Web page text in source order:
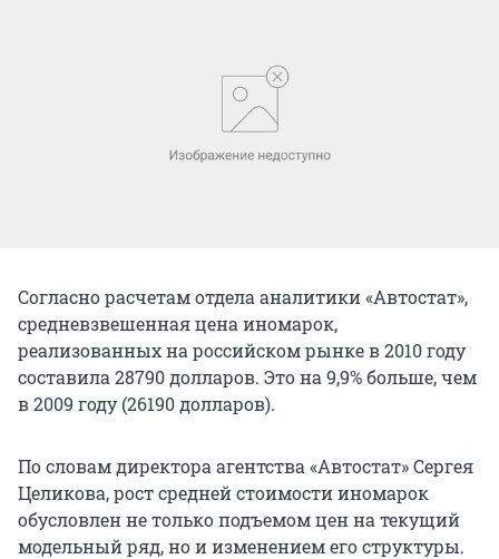
Согласно расчетам отдела аналитики «Автостат»,
средневзвешенная цена иномарок,
реализованных на российском рынке в 2010 году
составила 28790 долларов. Это на 9,9% больше, чем
в 2009 году (26190 долларов).
По словам директора агентства «Автостат» Сергея
Целикова, рост средней стоимости иномарок
обусловлен не только подъемом цен на текущий
модельный ряд, но и изменением его структуры.